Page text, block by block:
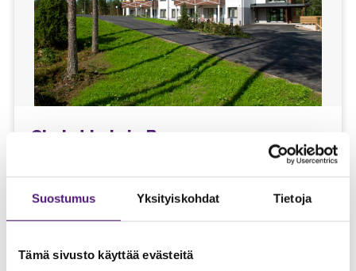
Suostumus Yksityiskohdat Tietoja
Tämä sivusto käyttää evästeitä
Chalet kaksio B205
45 m2
7 hlö max (4 + 3)